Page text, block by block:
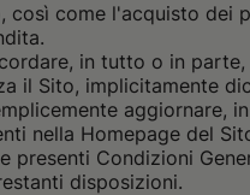
così come l'acquisto dei
in tutto o in
il Sito, implicitamente
aggiornare,
nella Homepage del
presenti Condizioni
disposizioni.